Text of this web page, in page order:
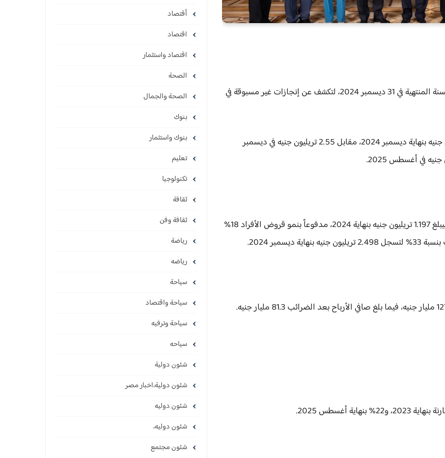
القوائم المالية للسنة المنتهية في 31 ديسمبر 2024، لتكشف عن إنجازات غير مسبوقة في
فقد ارتفع إجمالي المركز المالي للبنك إلى 3.61 تريليون جنيه بنهاية ديسمبر 2024، مقابل 2.55 تريليون جنيه في ديسمبر
كما قفز صافي القروض المباشرة للعملاء بنسبة 31% ليبلغ 1.197 تريليون جنيه بنهاية 2024، مدفوعاً بنمو قروض الأفراد 18%
أقتصاد
اقتصاد
اقتصاد واستثمار
الصحة
الصحة والجمال
بنوك
بنوك واستثمار
تعليم
تكنولوجيا
ثقافة
ثقافة وفن
رياضة
رياضه
سياحة
سياحة واقتصاد
سياحة وترفيه
سياحه
شئون دولية
شئون دولية،اخبار مصر
شئون دوليه
شئون دوليه،
شئون مجتمع